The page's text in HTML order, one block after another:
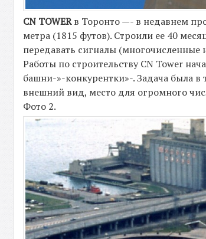
CN TOWERв Торонто —- в недавнем
метра (1815 футов). Строили ее 40
передавать сигналы (многочисленные
Работы по строительству CN Tower
башни-»-конкурентки»-. Задача была
внешний вид, место для огромного
Фото 2.